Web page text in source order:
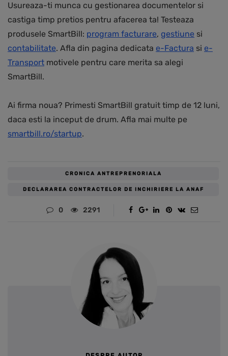
Usureaza-ti munca cu gestionarea documentelor si
castiga timp pretios pentru afacerea ta! Testeaza
produsele SmartBill: program facturare, gestiune si
contabilitate. Afla din pagina dedicata e-Factura si e-
Transport motivele pentru care merita sa alegi
SmartBill.
Ai firma noua? Primesti SmartBill gratuit timp de 12 luni,
daca esti la inceput de drum. Afla mai multe pe
smartbill.ro/startup.
CRONICA ANTREPRENORIALA
DECLARAREA CONTRACTELOR DE INCHIRIERE LA ANAF
0 2291